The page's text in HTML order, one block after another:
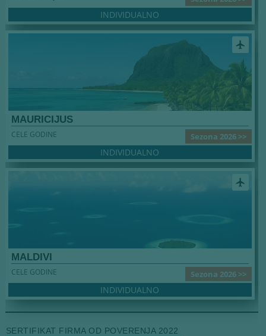
INDIVIDUALNO
airplanemode_active
MAURICIJUS
Sezona 2026 >>
CELE GODINE
INDIVIDUALNO
airplanemode_active
MALDIVI
Sezona 2026 >>
CELE GODINE
INDIVIDUALNO
SERTIFIKAT FIRMA OD POVERENJA 2022